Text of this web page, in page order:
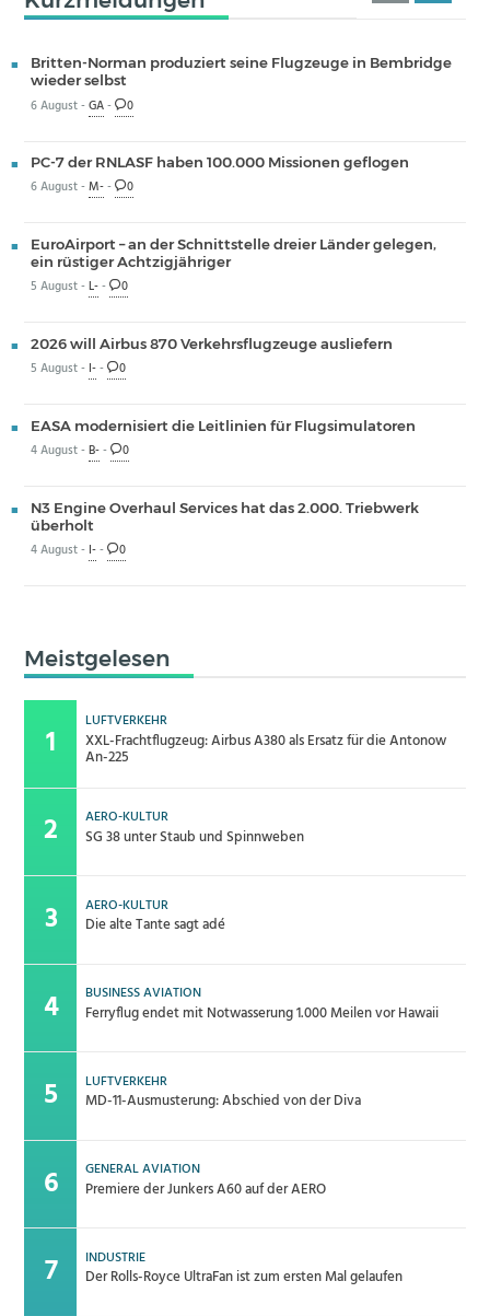
Britten-Norman produziert seine Flugzeuge in Bembridge
wieder selbst
6 August -GA- 0
PC-7 der RNLASF haben 100.000 Missionen geflogen
6 August -M-- 0
EuroAirport – an der Schnittstelle dreier Länder gelegen,
ein rüstiger Achtzigjähriger
5 August -L-- 0
2026 will Airbus 870 Verkehrsflugzeuge ausliefern
5 August - I-- 0
EASA modernisiert die Leitlinien für Flugsimulatoren
4 August -B-- 0
N3 Engine Overhaul Services hat das 2.000. Triebwerk
überholt
4 August - I-- 0
Meistgelesen
LUFTVERKEHR
XXL-Frachtflugzeug: Airbus A380 als Ersatz für die Antonow
An-225
AERO-KULTUR
SG 38 unter Staub und Spinnweben
AERO-KULTUR
Die alte Tante sagt adé
BUSINESS AVIATION
Ferryflug endet mit Notwasserung 1.000 Meilen vor Hawaii
LUFTVERKEHR
MD-11-Ausmusterung: Abschied von der Diva
GENERAL AVIATION
Premiere der Junkers A60 auf der AERO
INDUSTRIE
Der Rolls-Royce UltraFan ist zum ersten Mal gelaufen